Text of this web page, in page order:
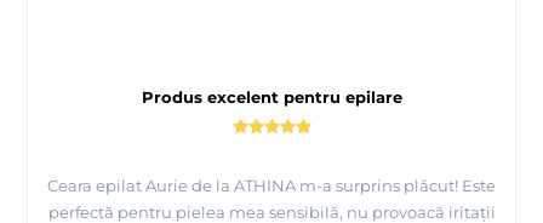
Produs excelent pentru epilare
Ceara epilat Aurie de la ATHINA m-a surprins plăcut! Este
perfectă pentru pielea mea sensibilă, nu provoacă iritații